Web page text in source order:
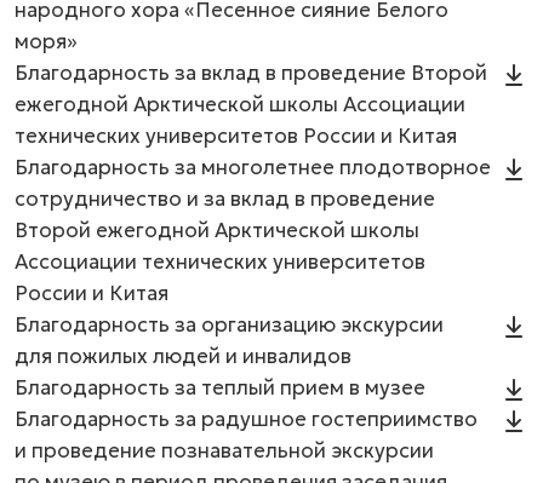
народного хора «Песенное сияние Белого
моря»
Благодарность за вклад в проведение Второй
ежегодной Арктической школы Ассоциации
технических университетов России и Китая
Благодарность за многолетнее плодотворное
сотрудничество и за вклад в проведение
Второй ежегодной Арктической школы
Ассоциации технических университетов
России и Китая
Благодарность за организацию экскурсии
для пожилых людей и инвалидов
Благодарность за теплый прием в музее
Благодарность за радушное гостеприимство
и проведение познавательной экскурсии